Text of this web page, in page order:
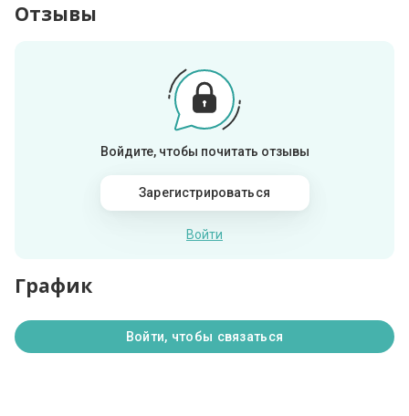
Отзывы
Войдите, чтобы почитать отзывы
Зарегистрироваться
Войти
График
Войти, чтобы связаться